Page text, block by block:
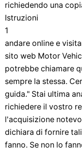
richiedendo una
Istruzioni
1
andare online e
sito web Motor
potrebbe chiamare
sempre la stessa.
guida." Stai ultima
richiedere il vostro
l'acquisizione
dichiara di fornire
fanno. Se non lo